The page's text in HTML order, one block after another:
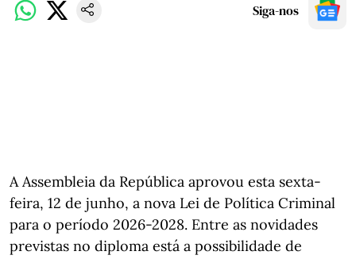
Siga-nos
A Assembleia da República aprovou esta sexta-
feira, 12 de junho, a nova Lei de Política Criminal
para o período 2026-2028. Entre as novidades
previstas no diploma está a possibilidade de